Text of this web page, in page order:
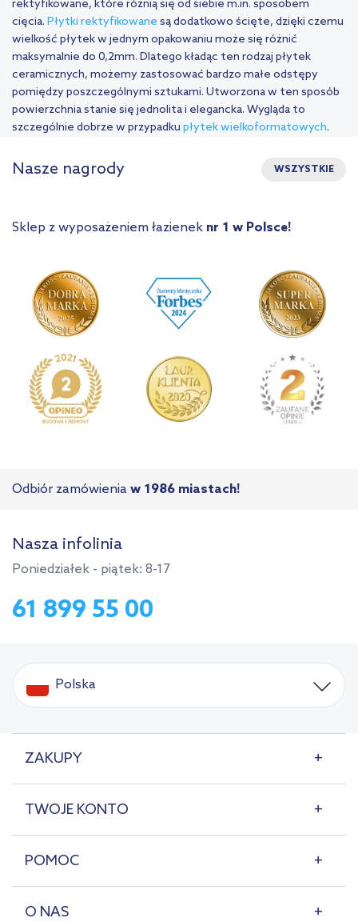
rektyfikowane, które różnią się od siebie m.in. sposobem
cięcia. Płytki rektyfikowane są dodatkowo ścięte, dzięki czemu
wielkość płytek w jednym opakowaniu może się różnić
maksymalnie do 0,2mm. Dlatego kładąc ten rodzaj płytek
ceramicznych, możemy zastosować bardzo małe odstępy
pomiędzy poszczególnymi sztukami. Utworzona w ten sposób
powierzchnia stanie się jednolita i elegancka. Wygląda to
szczególnie dobrze w przypadku płytek wielkoformatowych.
Nasze nagrody WSZYSTKIE
Sklep z wyposażeniem łazienek nr 1 w Polsce!
Odbiór zamówienia w 1986 miastach!
Nasza infolinia
Poniedziałek - piątek: 8-17
61 899 55 00
Polska
ZAKUPY
TWOJE KONTO
POMOC
O NAS